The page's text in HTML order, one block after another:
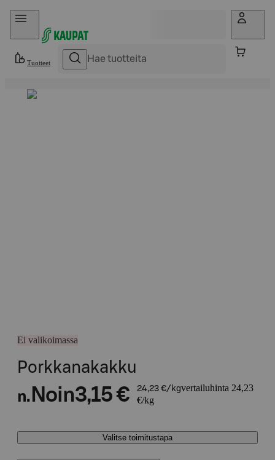
Hyppää sisältöön
Tuotteet
Ei valikoimassa
Porkkanakakku
n. Noin3,15 € 24,23 €/kgvertailuhinta 24,23
€/kg
Valitse toimitustapa